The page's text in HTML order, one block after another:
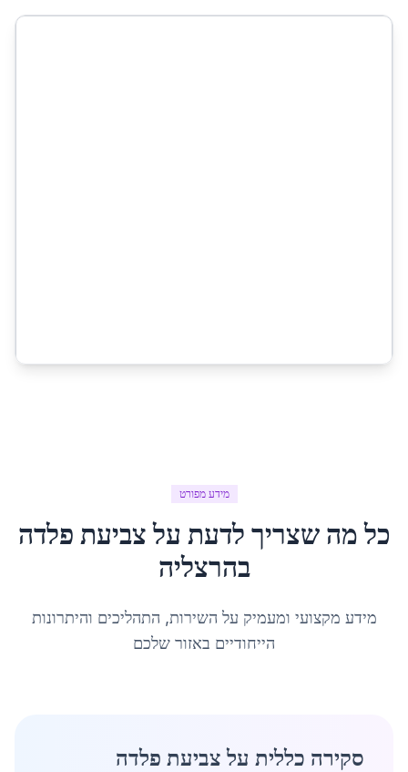
מידע מפורט
כל מה שצריך לדעת עלצביעת פלדה
בהרצליה
מידע מקצועי ומעמיק על השירות, התהליכים והיתרונות
הייחודיים באזור שלכם
סקירה כללית על צביעת פלדה